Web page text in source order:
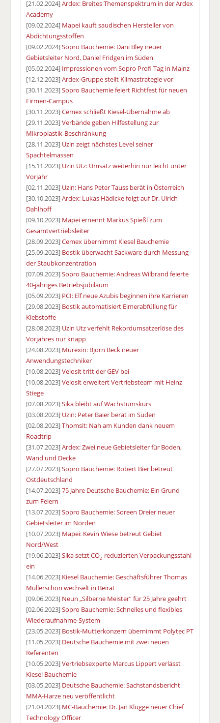
[21.02.2024]Ardex: Breites Themenspektrum in der Ardex
Academy
[09.02.2024] Mapei kauft saudischen Hersteller von
Abdichtungsstoffen
[09.02.2024]Sopro Bauchemie: Dani Bley neuer
Gebietsleiter Nord, Daniel Fridgen im Süden
[05.02.2024] Impressionen vom Sopro Profi Tag in Mainz
[12.12.2023]Ardex-Gruppe stellt Klimastrategie vor
[30.11.2023]Sopro Bauchemie feiert Richtfest für neuen
Firmen-Campus
[30.11.2023]Cemex schließt Kiesel-Übernahme ab
[29.11.2023]Verbände geben Hilfestellung zur
Mikroplastik-Beschränkung
[28.11.2023] Uzin zeigt nächstes Level seiner
Spachtelmassen
[15.11.2023] Uzin Utz: Umsatz weiterhin nur leicht unter
Vorjahr
[02.11.2023] Uzin: Hans Peter Tauss berät in Österreich
[30.10.2023]Ardex: Lukas Hädicke folgt auf Dr. Ulrich
Dahlhoff
[09.10.2023] Mapei ernennt Markus Spießl zum
Gesamtvertriebsleiter
[28.09.2023]Cemex übernimmt Kiesel Bauchemie
[25.09.2023] Bostik überwacht Sackware durch Messung
der Staubkonzentration
[07.09.2023]Sopro Bauchemie: Andreas Wilbrand feierte
40-jähriges Betriebsjubiläum
[05.09.2023] PCI: Elf neue Azubis beginnen ihre Karrieren
[29.08.2023] Bostik automatisiert Eimerabfüllung für
Klebstoffe
[28.08.2023] Uzin Utz verfehlt Rekordumsatzerlöse des
Vorjahres nur knapp
[24.08.2023] Murexin: Björn Beck neuer
Anwendungstechniker
[10.08.2023]Velosit tritt der GEV bei
[10.08.2023]Velosit erweitert Vertriebsteam mit Heinz
Stiege
[07.08.2023]Sika bleibt auf Wachstumskurs
[03.08.2023] Uzin: Peter Baier berät im Süden
[02.08.2023]Thomsit: Nah am Kunden dank neuem
Roadtrip
[31.07.2023]Ardex: Zwei neue Gebietsleiter für Boden,
Wand und Decke
[27.07.2023]Sopro Bauchemie: Robert Bier betreut
Ostdeutschland
[14.07.2023]75 Jahre Deutsche Bauchemie: Ein Grund
zum Feiern
[13.07.2023]Sopro Bauchemie: Soreen Dreier neuer
Gebietsleiter im Norden
[10.07.2023] Mapei: Kevin Wiese betreut Gebiet
Nord/West
[19.06.2023]Sika setzt CO2-reduzierten Verpackungsstahl
ein
[14.06.2023] Kiesel Bauchemie: Geschäftsführer Thomas
Müllerschön wechselt in Beirat
[09.06.2023] Neun „Silberne Meister“ für 25 Jahre geehrt
[02.06.2023]Sopro Bauchemie: Schnelles und flexibles
Wiederaufnahme-System
[23.05.2023] Bostik-Mutterkonzern übernimmt Polytec PT
[11.05.2023] Deutsche Bauchemie mit zwei neuen
Referenten
[10.05.2023]Vertriebsexperte Marcus Lippert verlässt
Kiesel Bauchemie
[03.05.2023] Deutsche Bauchemie: Sachstandsbericht
MMA-Harze neu veröffentlicht
[21.04.2023] MC-Bauchemie: Dr. Jan Klügge neuer Chief
Technology Officer